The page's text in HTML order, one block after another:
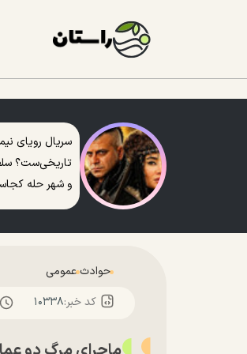
سریال رویای
تاریخی‌ست؟
و شهر حله
حوادث عمومی
کد خبر:۱۰۳۳۸